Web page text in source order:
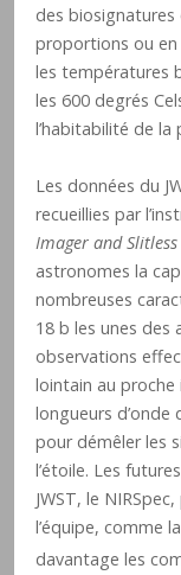
des biosignatures
proportions ou en
les températures
les 600 degrés
l’habitabilité de la
Les données du
recueillies par
Imager and
astronomes la
nombreuses
18 b les unes des
observations
lointain au
longueurs d’onde
pour démêler les
l’étoile. Les
JWST, le
l’équipe, comme
davantage les